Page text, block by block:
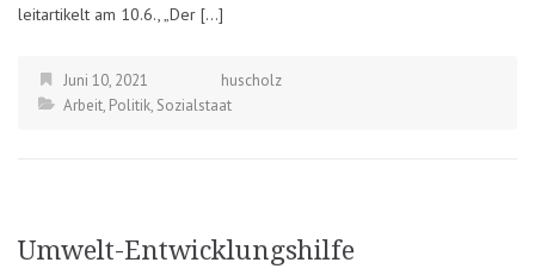
leitartikelt am 10.6., „Der […]
Juni 10, 2021
huscholz
Arbeit, Politik, Sozialstaat
Umwelt-Entwicklungshilfe